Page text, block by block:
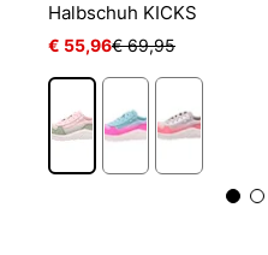
Halbschuh KICKS
€ 55,96€ 69,95